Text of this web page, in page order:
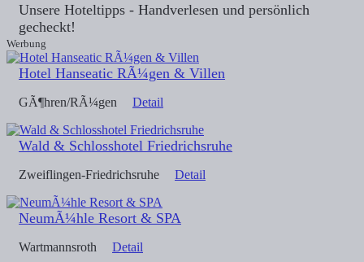
Unsere Hoteltipps - Handverlesen und persönlich
gecheckt!
Werbung
Hotel Hanseatic RÃ¼gen & Villen
GÃ¶hren/RÃ¼gen Detail
Wald & Schlosshotel Friedrichsruhe
Zweiflingen-Friedrichsruhe Detail
NeumÃ¼hle Resort & SPA
Wartmannsroth Detail